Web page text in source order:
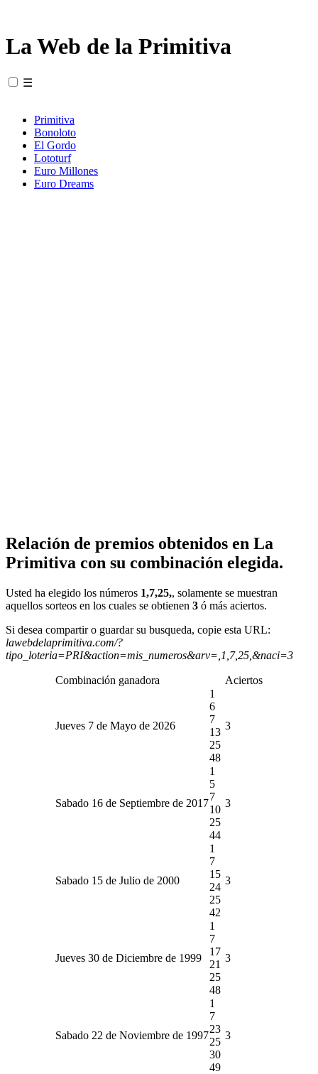
La Web de la Primitiva
☰
Primitiva
Bonoloto
El Gordo
Lototurf
Euro Millones
Euro Dreams
Relación de premios obtenidos en La
Primitiva con su combinación elegida.
Usted ha elegido los números 1,7,25,, solamente se muestran
aquellos sorteos en los cuales se obtienen 3 ó más aciertos.
Si desea compartir o guardar su busqueda, copie esta URL:
lawebdelaprimitiva.com/?
tipo_loteria=PRI&action=mis_numeros&arv=,1,7,25,&naci=3
Combinación ganadora Aciertos
Jueves 7 de Mayo de 2026
1
6
7
13
25
48
3
Sabado 16 de Septiembre de 2017
1
5
7
10
25
44
3
Sabado 15 de Julio de 2000
1
7
15
24
25
42
3
Jueves 30 de Diciembre de 1999
1
7
17
21
25
48
3
Sabado 22 de Noviembre de 1997
1
7
23
25
30
49
3